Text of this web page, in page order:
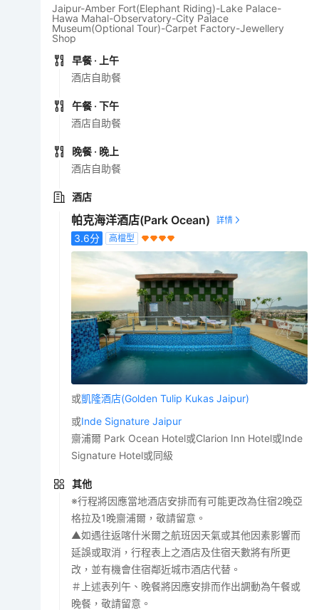
Jaipur-Amber Fort(Elephant Riding)-Lake Palace-
Hawa Mahal-Observatory-City Palace
Museum(Optional Tour)-Carpet Factory-Jewellery
Shop
早餐 · 上午
酒店自助餐
午餐 · 下午
酒店自助餐
晚餐 · 晚上
酒店自助餐
酒店
帕克海洋酒店(Park Ocean)
3.6分 高檔型
或凱隆酒店(Golden Tulip Kukas Jaipur)
或Inde Signature Jaipur
齋浦爾 Park Ocean Hotel或Clarion Inn Hotel或Inde
Signature Hotel或同級
其他
※行程將因應當地酒店安排而有可能更改為住宿2晚亞
格拉及1晚齋浦爾，敬請留意。
▲如遇往返喀什米爾之航班因天氣或其他因素影響而
延誤或取消，行程表上之酒店及住宿天數將有所更
改，並有機會住宿鄰近城市酒店代替。
＃上述表列午、晚餐將因應安排而作出調動為午餐或
晚餐，敬請留意。